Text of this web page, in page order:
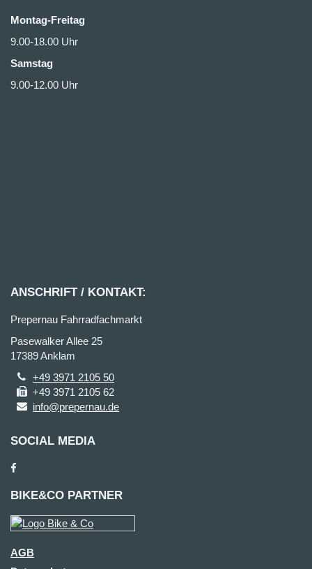
Montag-Freitag
9.00-18.00 Uhr
Samstag
9.00-12.00 Uhr
ANSCHRIFT / KONTAKT:
Prepernau Fahrradfachmarkt
Pasewalker Allee 25
17389 Anklam
+49 3971 2105 50
+49 3971 2105 62
info@prepernau.de
SOCIAL MEDIA
BIKE&CO PARTNER
AGB